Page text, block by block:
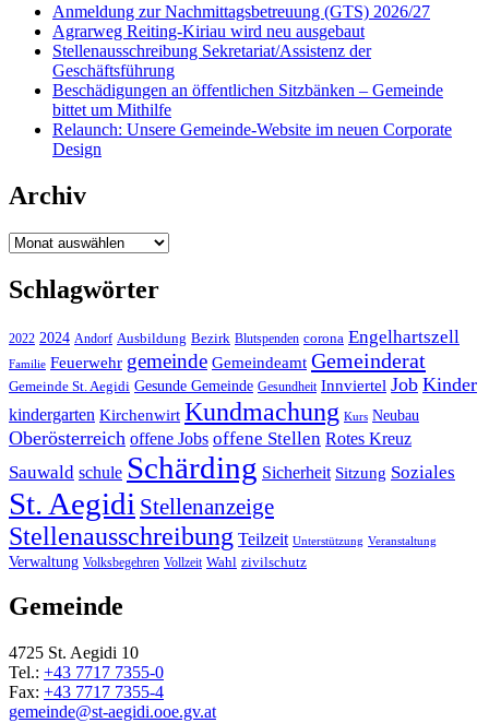
Anmeldung zur Nachmittagsbetreuung (GTS) 2026/27
Agrarweg Reiting-Kiriau wird neu ausgebaut
Stellenausschreibung Sekretariat/Assistenz der
Geschäftsführung
Beschädigungen an öffentlichen Sitzbänken – Gemeinde
bittet um Mithilfe
Relaunch: Unsere Gemeinde-Website im neuen Corporate
Design
Archiv
Archiv
Schlagwörter
2022 2024 Andorf Ausbildung Bezirk Blutspenden corona Engelhartszell
Familie Feuerwehr gemeinde Gemeindeamt Gemeinderat
Gemeinde St. Aegidi Gesunde Gemeinde Gesundheit Innviertel Job Kinder
kindergarten Kirchenwirt Kundmachung Kurs Neubau
Oberösterreich offene Jobs offene Stellen Rotes Kreuz
Sauwald schule Schärding Sicherheit Sitzung Soziales
St. Aegidi Stellenanzeige
Stellenausschreibung Teilzeit Unterstützung Veranstaltung
Verwaltung Volksbegehren Vollzeit Wahl zivilschutz
Gemeinde
4725 St. Aegidi 10
Tel.: +43 7717 7355-0
Fax: +43 7717 7355-4
gemeinde@st-aegidi.ooe.gv.at